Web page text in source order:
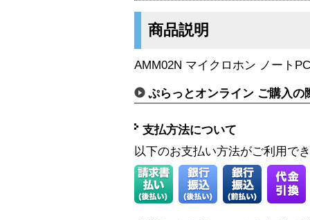
商品説明
AMM02N マイクロホン ノート
ぷらっとオンライン ご購入の
支払方法について
以下のお支払い方法がご利用で